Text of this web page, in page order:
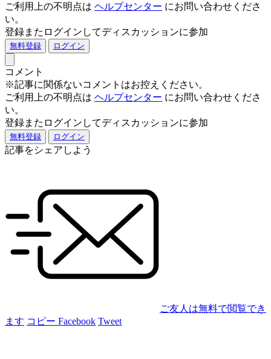
ご利用上の不明点は ヘルプセンター にお問い合わせくださ
い。
登録またログインしてディスカッションに参加
無料登録 ログイン
コメント
※記事に関係ないコメントはお控えください。
ご利用上の不明点は ヘルプセンター にお問い合わせくださ
い。
登録またログインしてディスカッションに参加
無料登録 ログイン
記事をシェアしよう
ご友人は無料で閲覧でき
ます コピー Facebook Tweet